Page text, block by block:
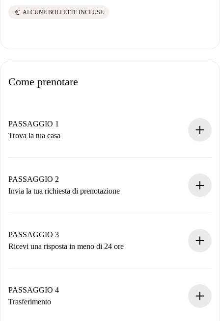
euro ALCUNE BOLLETTE INCLUSE
Come prenotare
PASSAGGIO 1
Trova la tua casa
Hai tutte le informazioni necessarie in anticipo.
PASSAGGIO 2
Invia la tua richiesta di prenotazione
non accetta.
PASSAGGIO 3
Ricevi una risposta in meno di 24 ore
contatto con il proprietario.
Se rifiutata: non ti addebiteremo nulla e ti proporremo
PASSAGGIO 4
Trasferimento